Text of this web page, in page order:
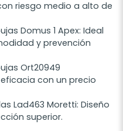
riesgo medio a alto de
Domus 1 Apex: Ideal
y prevención
Ort20949
con un precio
Lad463 Moretti: Diseño
superior.